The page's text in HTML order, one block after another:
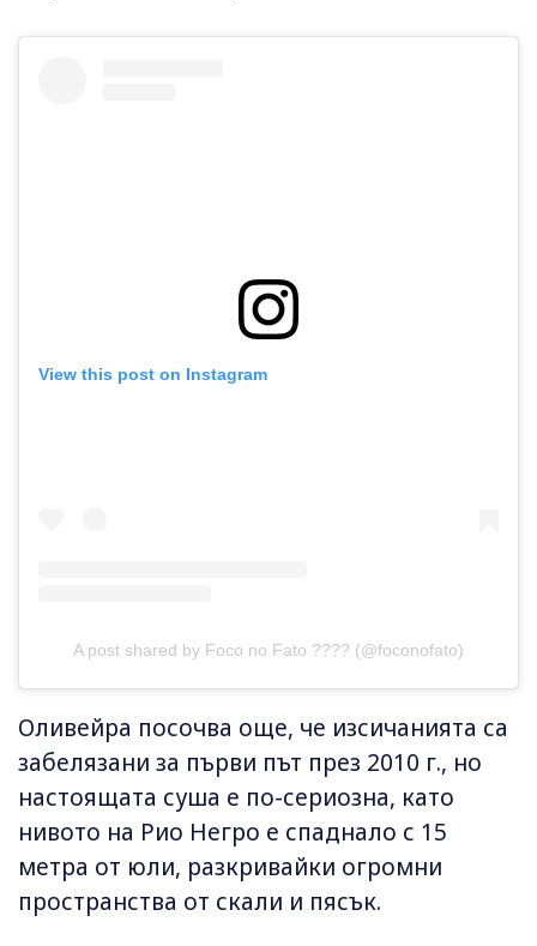
View this post on Instagram
A post shared by Foco no Fato ???? (@foconofato)
Оливейра посочва още, че изсичанията са
забелязани за първи път през 2010 г., но
настоящата суша е по-сериозна, като
нивото на Рио Негро е спаднало с 15
метра от юли, разкривайки огромни
пространства от скали и пясък.